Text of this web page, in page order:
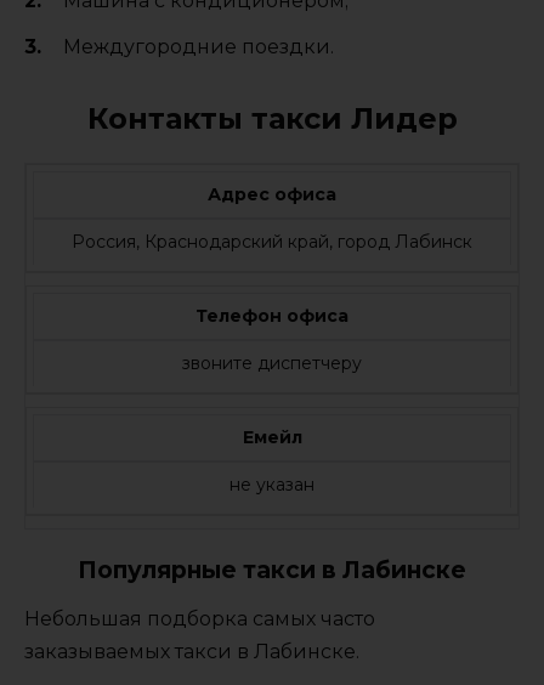
Междугородние поездки.
Контакты такси Лидер
Адрес офиса
Россия, Краснодарский край, город Лабинск
Телефон офиса
звоните диспетчеру
Емейл
не указан
Популярные такси в Лабинске
Небольшая подборка самых часто
заказываемых такси в Лабинске.